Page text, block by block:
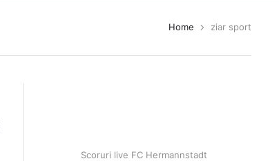
Home ziar sport
Scoruri live FC Hermannstadt